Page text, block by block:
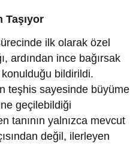
Taşıyor
ilk olarak özel
ardından ince bağırsak
konulduğu bildirildi.
teşhis sayesinde büyüme
geçilebildiği
tanının yalnızca mevcut
değil, ilerleyen